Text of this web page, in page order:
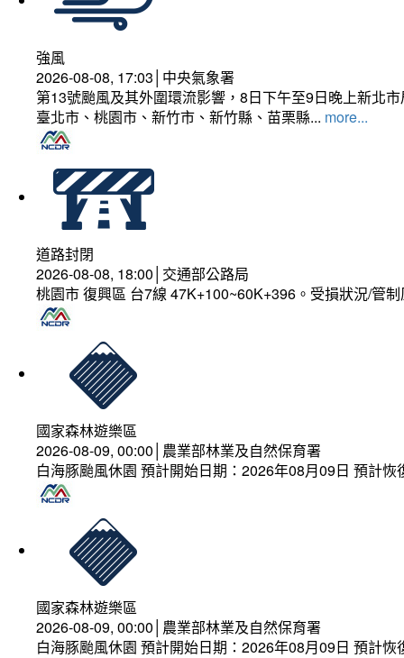
強風
2026-08-08, 17:03│中央氣象署
第13號颱風及其外圍環流影響，8日下午至9日晚上新北
臺北市、桃園市、新竹市、新竹縣、苗栗縣... more...
道路封閉
2026-08-08, 18:00│交通部公路局
桃園市 復興區 台7線 47K+100~60K+396。受損狀況/管
國家森林遊樂區
2026-08-09, 00:00│農業部林業及自然保育署
白海豚颱風休園 預計開始日期：2026年08月09日 預計
國家森林遊樂區
2026-08-09, 00:00│農業部林業及自然保育署
白海豚颱風休園 預計開始日期：2026年08月09日 預計